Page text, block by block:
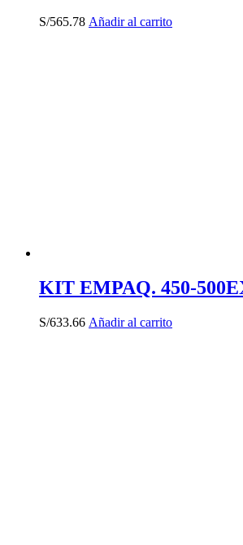
S/565.78 Añadir al carrito
KIT EMPAQ. 450-
S/633.66 Añadir al carrito